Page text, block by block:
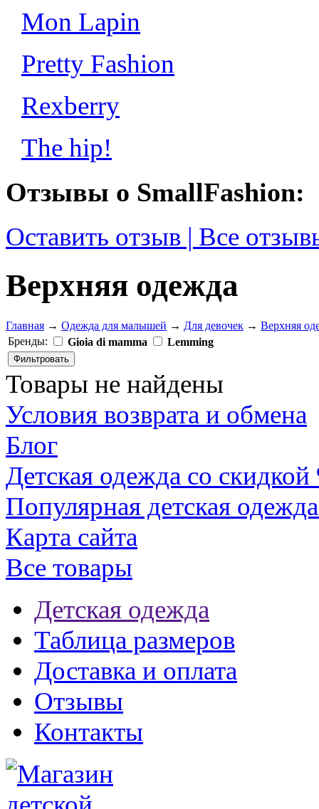
Mon Lapin
Pretty Fashion
Rexberry
The hip!
Отзывы о SmallFashion:
Оставить отзыв | Все
Верхняя одежда
Главная → Одежда для малышей → Для девочек → Верхняя
Бренды:
Gioia di mamma Lemming
Товары не найдены
Условия возврата и обмена
Блог
Детская одежда со скидкой
Популярная детская
Карта сайта
Все товары
Детская одежда
Таблица размеров
Доставка и оплата
Отзывы
Контакты